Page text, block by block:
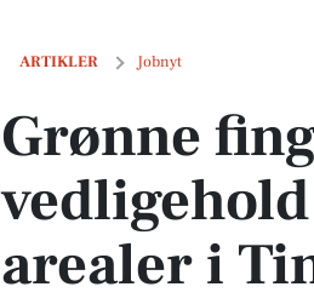
ARTIKLER Jobnyt
Grønne fingre søges til vedligehold af
Grønne
arealer i